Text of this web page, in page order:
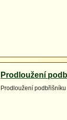
Prodloužení
Prodloužení